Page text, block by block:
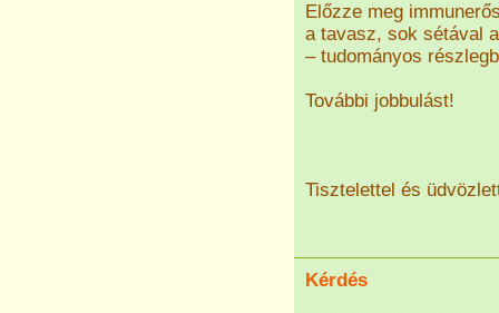
Előzze meg
a tavasz, sok sétával
– tudományos
További jobbulást!
Tisztelettel és
Kérdés